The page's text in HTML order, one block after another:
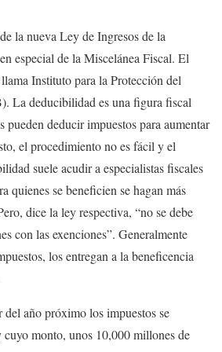
la nueva Ley de Ingresos de la
especial de la Miscelánea Fiscal. El
Instituto para la Protección del
La deducibilidad es una figura fiscal
pueden deducir impuestos para aumentar
el procedimiento no es fácil y el
suele acudir a especialistas fiscales
quienes se beneficien se hagan más
dice la ley respectiva, “no se debe
con las exenciones”. Generalmente
los entregan a la beneficencia
año próximo los impuestos se
cuyo monto, unos 10,000 millones de